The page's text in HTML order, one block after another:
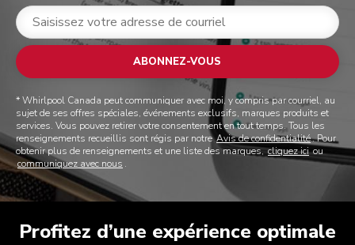
ABONNEZ-VOUS
* Whirlpool Canada peut communiquer avec moi, y compris par courriel, au
sujet de ses offres spéciales, événements exclusifs, marques produits et
services. Vous pouvez retirer votre consentement en tout temps. Tous les
renseignements recueillis sont régis par notreAvis de confidentialité. Pour
obtenir plus de renseignements et une liste des marques,cliquez iciou
communiquez avec nous .
Profitez d’une expérience optimale